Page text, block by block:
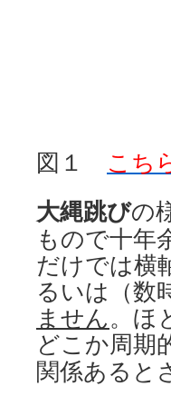
図１ こち
大縄跳びの
もので十年
だけでは横
るいは（数
ません 。ほ
どこか周期
関係あると